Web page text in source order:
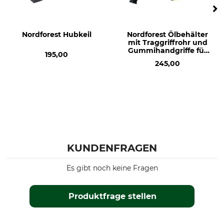
Nordforest Hubkeil
195,00
Nordforest Ölbehälter
mit Traggriffrohr und
Gummihandgriffe für
245,00
KUNDENFRAGEN
Produktfrage stellen
Es gibt noch keine Fragen